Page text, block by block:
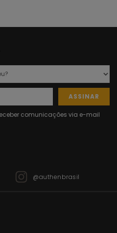
ASSINAR
@authenbrasil